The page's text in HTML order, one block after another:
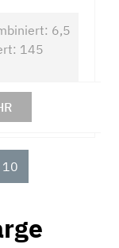
6,5
145
10